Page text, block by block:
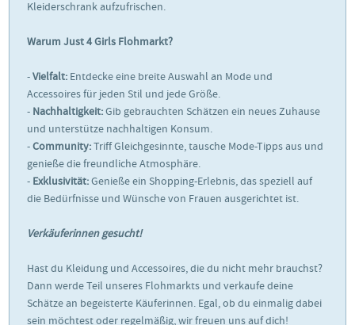
Kleiderschrank aufzufrischen.
Warum Just 4 Girls Flohmarkt?
-Vielfalt:Entdecke eine breite Auswahl an Mode und
Accessoires für jeden Stil und jede Größe.
-Nachhaltigkeit:Gib gebrauchten Schätzen ein neues Zuhause
und unterstütze nachhaltigen Konsum.
-Community:Triff Gleichgesinnte, tausche Mode-Tipps aus und
genieße die freundliche Atmosphäre.
-Exklusivität:Genieße ein Shopping-Erlebnis, das speziell auf
die Bedürfnisse und Wünsche von Frauen ausgerichtet ist.
Verkäuferinnen gesucht!
Hast du Kleidung und Accessoires, die du nicht mehr brauchst?
Dann werde Teil unseres Flohmarkts und verkaufe deine
Schätze an begeisterte Käuferinnen. Egal, ob du einmalig dabei